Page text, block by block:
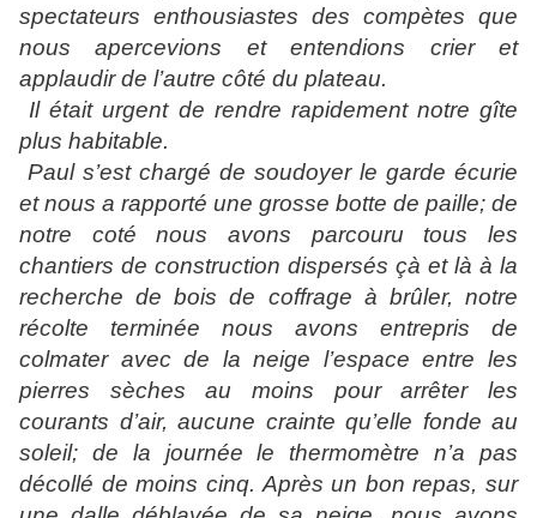
spectateurs enthousiastes des compètes que
nous apercevions et entendions crier et
applaudir de l’autre côté du plateau.
Il était urgent de rendre rapidement notre gîte
plus habitable.
Paul s’est chargé de soudoyer le garde écurie
et nous a rapporté une grosse botte de paille; de
notre coté nous avons parcouru tous les
chantiers de construction dispersés çà et là à la
recherche de bois de coffrage à brûler, notre
récolte terminée nous avons entrepris de
colmater avec de la neige l’espace entre les
pierres sèches au moins pour arrêter les
courants d’air, aucune crainte qu’elle fonde au
soleil; de la journée le thermomètre n’a pas
décollé de moins cinq. Après un bon repas, sur